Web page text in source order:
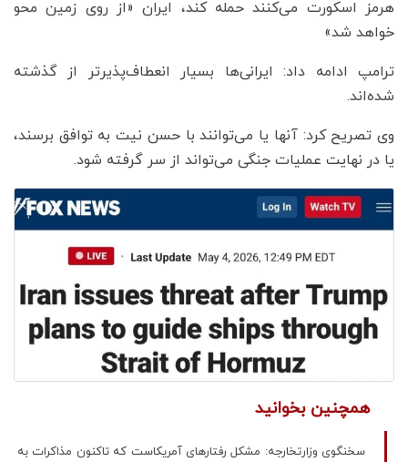
هرمز اسکورت می‌کنند حمله کند، ایران «از روی زمین محو
خواهد شد»
ترامپ ادامه داد: ایرانی‌ها بسیار انعطاف‌پذیرتر از گذشته
شده‌اند.
وی تصریح کرد: آنها یا می‌توانند با حسن نیت به توافق برسند،
یا در نهایت عملیات جنگی می‌تواند از سر گرفته شود.
همچنین بخوانید
سخنگوی وزارتخارجه: مشکل رفتارهای آمریکاست که تاکنون مذاکرات به